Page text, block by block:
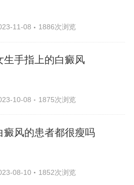
11-08 1886次浏览
生手指上的白癜风
10-08 1875次浏览
癜风的患者都很瘦吗
08-10 1852次浏览